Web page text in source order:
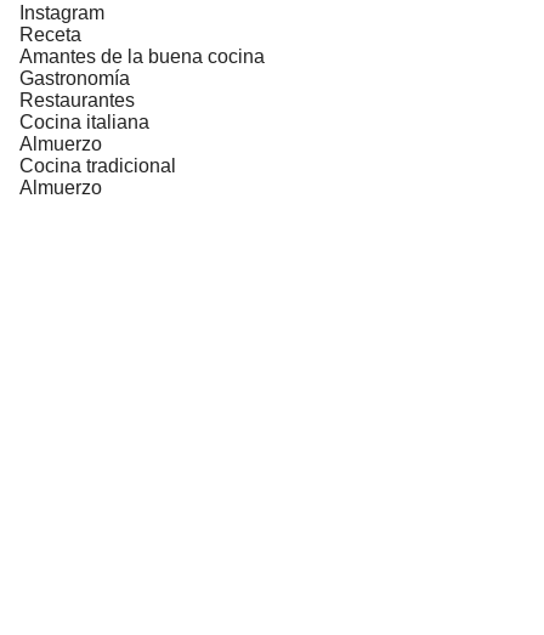
Instagram
Receta
Amantes de la buena cocina
Gastronomía
Restaurantes
Cocina italiana
Almuerzo
Cocina tradicional
Almuerzo